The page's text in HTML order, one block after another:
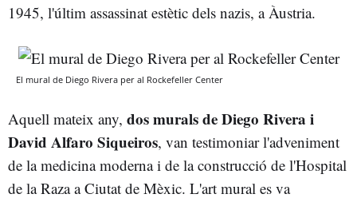
1945, l'últim assassinat estètic dels nazis, a Àustria.
El mural de Diego Rivera per al Rockefeller Center
Aquell mateix any, dos murals de Diego Rivera i
David Alfaro Siqueiros, van testimoniar l'adveniment
de la medicina moderna i de la construcció de l'Hospital
de la Raza a Ciutat de Mèxic. L'art mural es va